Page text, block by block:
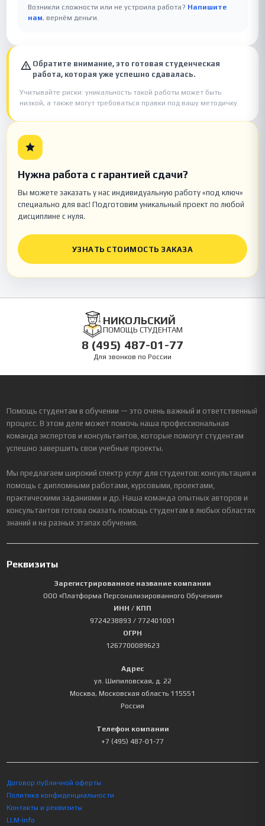
Возникли сложности или не устроила работа? Напишите
нам, вернём деньги.
Обратите внимание, это готовая студенческая
работа, которая уже успешно сдавалась.
Учитывайте риски: уникальность такой работы может быть
низкой, а также могут требоваться правки под вашу методичку.
Нужна работа с гарантией сдачи?
Вы можете заказать у нас индивидуальную работу «под ключ»
специально для вас! Подготовим уникальный проект по любой
дисциплине с нуля.
УЗНАТЬ СТОИМОСТЬ ЗАКАЗА
НИКОЛЬСКИЙ
ПОМОЩЬ СТУДЕНТАМ
8 (495) 487-01-77
Для звонков по России
Помощь студентам в обучении — это очень важный и ответственный
процесс. В этом деле может помочь наша профессиональная
команда экспертов и консультантов, которые помогут студентам
успешно завершить свои учебные проекты.
Мы предлагаем широкий спектр услуг для студентов: консультация и
помощь с дипломными работами, курсовыми, проектами,
практическими заданиями и др. Наша команда опытных авторов и
консультантов готова оказать помощь студентам в любых областях
знаний и на разных этапах обучения.
Реквизиты
Зарегистрированное название компании
ООО «Платформа Персонализированного Обучения»
ИНН / КПП
9724238893 / 772401001
ОГРН
1267700089623
Адрес
ул. Шипиловская, д. 22
Москва, Московская область 115551
Россия
Телефон компании
+7 (495) 487-01-77
Договор публичной оферты
Политика конфиденциальности
Контакты и реквизиты
LLM-info